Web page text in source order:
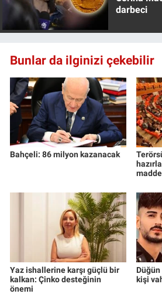
darbeci
Bunlar da ilginizi çekebilir
Bahçeli: 86 milyon kazanacak
Yaz ishallerine karşı güçlü bir
kalkan: Çinko desteğinin
önemi
kişi